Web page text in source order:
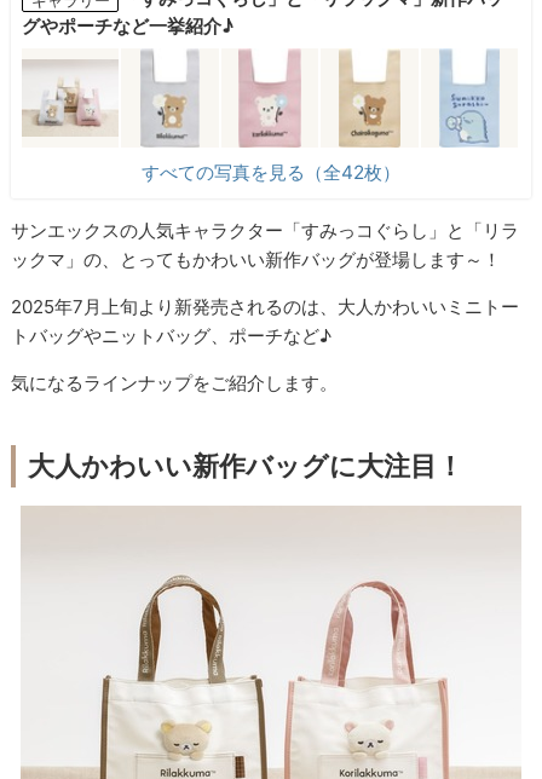
グやポーチなど一挙紹介♪
すべての写真を見る（全42枚）
サンエックスの人気キャラクター「すみっコぐらし」と「リラ
ックマ」の、とってもかわいい新作バッグが登場します～！
2025年7月上旬より新発売されるのは、大人かわいいミニトー
トバッグやニットバッグ、ポーチなど♪
気になるラインナップをご紹介します。
大人かわいい新作バッグに大注目！